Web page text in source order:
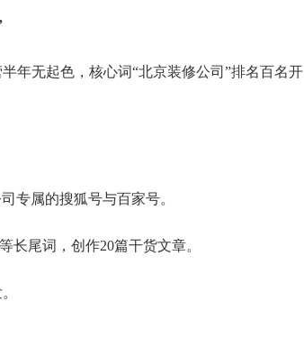
年无起色，核心词“北京装修公司”排名百名开
专属的搜狐号与百家号。
长尾词，创作20篇干货文章。